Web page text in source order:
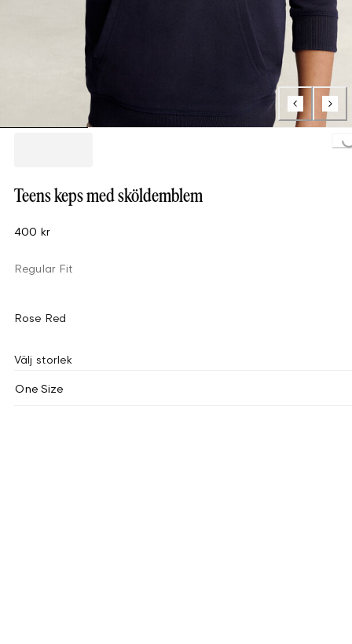
Loading...
Teens keps med sköldemblem
400 kr
Regular Fit
Rose Red
Välj storlek
One Size